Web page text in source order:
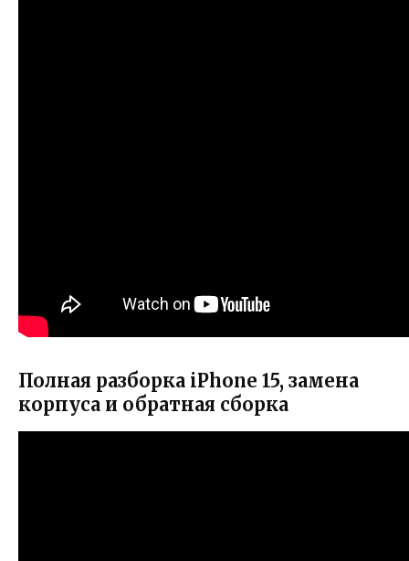
Полная разборка iPhone 15, замена
корпуса и обратная сборка